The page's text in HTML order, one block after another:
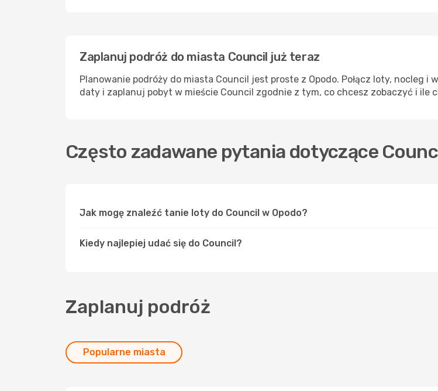
Zaplanuj podróż do miasta Council już teraz
Planowanie podróży do miasta Council jest proste z Opodo. Połącz loty, nocleg
daty i zaplanuj pobyt w mieście Council zgodnie z tym, co chcesz zobaczyć i ile
Często zadawane pytania dotyczące
Jak mogę znaleźć tanie loty do Council w Opodo?
Kiedy najlepiej udać się do Council?
Zaplanuj podróż
Popularne miasta